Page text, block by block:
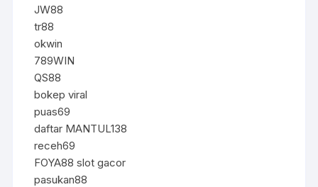
JW88
tr88
okwin
789WIN
QS88
bokep viral
puas69
daftar MANTUL138
receh69
FOYA88 slot gacor
pasukan88